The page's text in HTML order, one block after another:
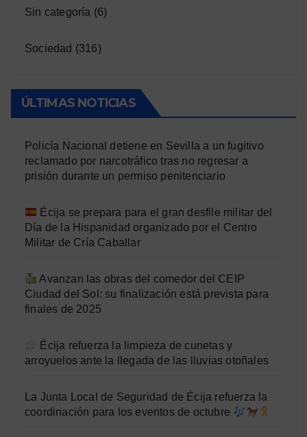
Sin categoría (6)
Sociedad (316)
ÚLTIMAS NOTICIAS
Policía Nacional detiene en Sevilla a un fugitivo
reclamado por narcotráfico tras no regresar a
prisión durante un permiso penitenciario
Écija se prepara para el gran desfile militar del
Día de la Hispanidad organizado por el Centro
Militar de Cría Caballar
Avanzan las obras del comedor del CEIP
Ciudad del Sol: su finalización está prevista para
finales de 2025
Écija refuerza la limpieza de cunetas y
arroyuelos ante la llegada de las lluvias otoñales
La Junta Local de Seguridad de Écija refuerza la
coordinación para los eventos de octubre